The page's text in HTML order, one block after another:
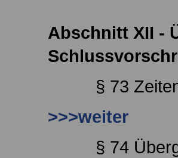
Abschnitt XII -
§ 73
>>>weiter
§ 74